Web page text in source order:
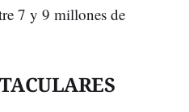
7 y 9 millones de